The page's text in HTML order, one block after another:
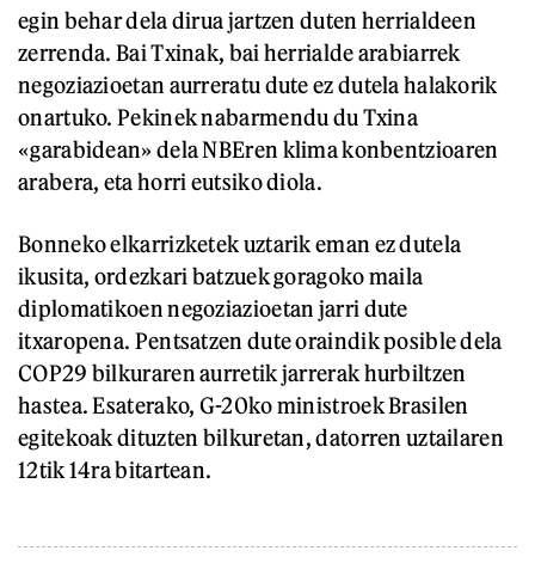
egin behar dela dirua jartzen duten herrialdeen
zerrenda. Bai Txinak, bai herrialde arabiarrek
negoziazioetan aurreratu dute ez dutela halakorik
onartuko. Pekinek nabarmendu du Txina
«garabidean» dela NBEren klima konbentzioaren
arabera, eta horri eutsiko diola.
Bonneko elkarrizketek uztarik eman ez dutela
ikusita, ordezkari batzuek goragoko maila
diplomatikoen negoziazioetan jarri dute
itxaropena. Pentsatzen dute oraindik posible dela
COP29 bilkuraren aurretik jarrerak hurbiltzen
hastea. Esaterako, G-20ko ministroek Brasilen
egitekoak dituzten bilkuretan, datorren uztailaren
12tik 14ra bitartean.